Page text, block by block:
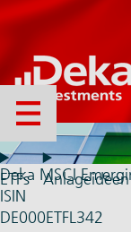
Menü öffnen
ETFs Anlageideen
Deka MSCI
ISIN
DE000ETFL342